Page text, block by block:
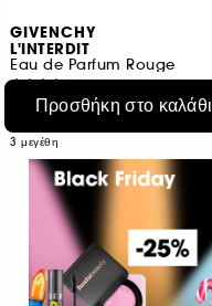
GIVENCHY
L'INTERDIT
Eau de Parfum Rouge
336
€ 88,95
3 μεγέθη
Προσθήκη στο καλάθι